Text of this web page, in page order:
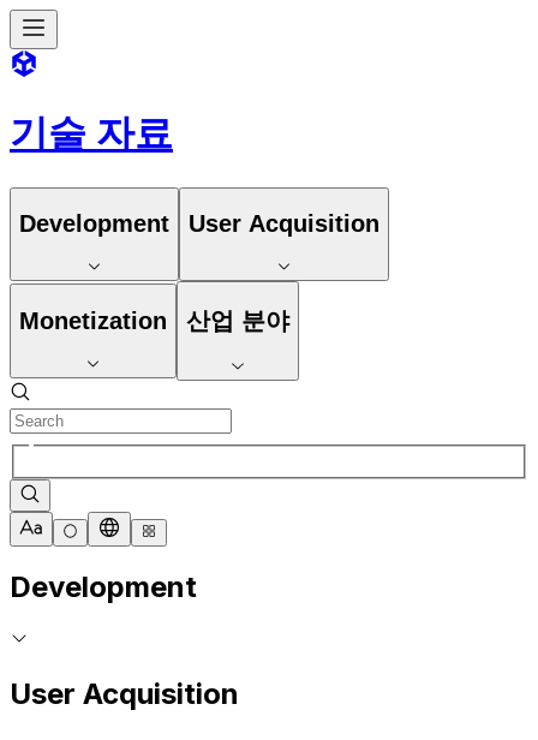
기술 자료
Development User Acquisition
Monetization 산업 분야
Development
User Acquisition